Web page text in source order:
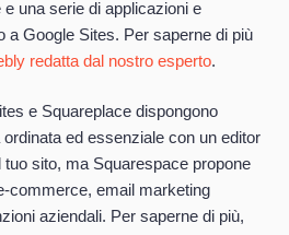
una serie di applicazioni e
a Google Sites. Per saperne di più
redatta dal nostro esperto.
e Squareplace dispongono
ordinata ed essenziale con un editor
sito, ma Squarespace propone
commerce, email marketing
aziendali. Per saperne di più,